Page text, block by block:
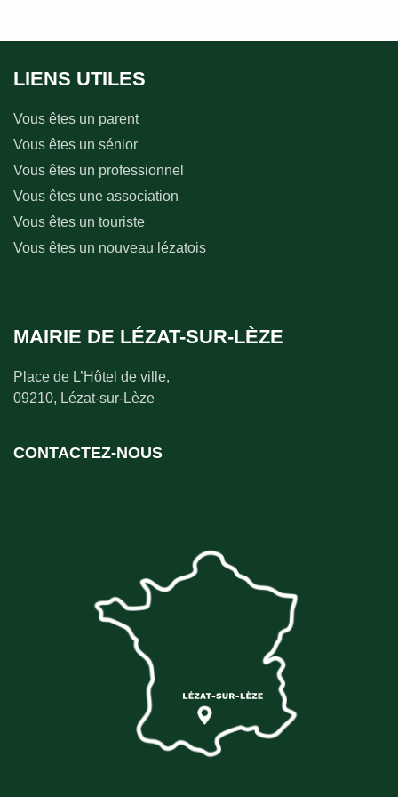
LIENS UTILES
Vous êtes un parent
Vous êtes un sénior
Vous êtes un professionnel
Vous êtes une association
Vous êtes un touriste
Vous êtes un nouveau lézatois
MAIRIE DE LÉZAT-SUR-LÈZE
Place de L’Hôtel de ville,
09210, Lézat-sur-Lèze
CONTACTEZ-NOUS